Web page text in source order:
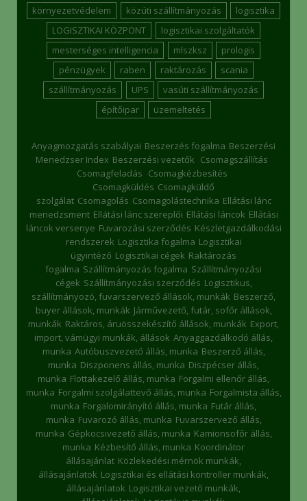
környezetvédelem
közúti szállítmányozás
logisztika
LOGISZTIKAI KÖZPONT
logisztikai szolgáltatók
mesterséges intelligencia
mlszksz
prologis
pénzügyek
raben raktározás
scania
szállítmányozás
UPS
vasúti szállítmányozás
építőipar
üzemeltetés
Anyagmozgatás szabályai Beszerzés fogalma Beszerzési
Menedzser Index Beszerzési vezetők Csomagszállítás
Csomagfeladás Csomagkézbesítés
Csomagküldés Csomagküldő
szolgálat Csomagolás Csomagolástechnika Ellátási lánc
menedzsment Ellátási lánc szereplői Ellátási láncok Ellátási
láncok versenye Fuvarozási szerződés Készletgazdálkodási
rendszerek Logisztika fogalma Logisztikai
ügyintéző Logisztikai cégek Raktározás
fogalma Szállítmányozás fogalma Szállítmányozási
cégek Szállítmányozási szerződés Logisztikus,
szállítmányozó, fuvarszervező állások, munkák Beszerző,
buyer állások, munkák Járművezető, futár, sofőr állások,
munkák Raktáros, áruösszekészítő állások, munkák Export,
import, vámügyi munkák, állások Anyaggazdálkodó állás,
munka Autóbuszvezető állás, munka Beszerző állás,
munka Diszponens állás, munka Diszpécser állás,
munka Flottakezelő állás, munka Forgalmi ellenőr állás,
munka Forgalmi szolgálattevő állás, munka Forgalmista állás,
munka Forgalomirányító állás, munka Futár állás,
munka Fuvarozó állás, munka Fuvarszervező állás,
munka Gépkocsivezető állás, munka Kamionsofőr állás,
munka Kézbesítő állás, munka Koordinátor
állásajánlat Közlekedési mérnök munkák,
állásajánlatok Logisztikai és ellátási kontroller munkák,
állásajánlatok Logisztikai vezető munkák,